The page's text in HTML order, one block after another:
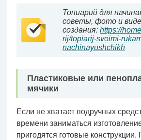
Топиарий для
советы, фото и
создания: https://
rij/topiarij-svoimi-
nachinayushchikh
Пластиковые или
мячики
Если не хватает подручных
времени заниматься
пригодятся готовые